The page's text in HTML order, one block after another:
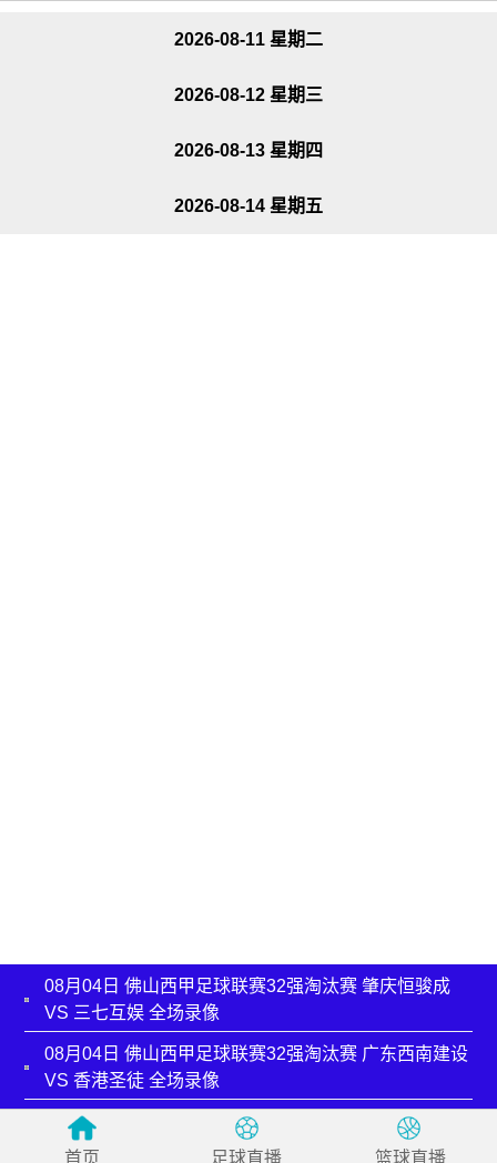
2026-08-11 星期二
2026-08-12 星期三
2026-08-13 星期四
2026-08-14 星期五
08月04日 佛山西甲足球联赛32强淘汰赛 肇庆恒骏成
VS 三七互娱 全场录像
08月04日 佛山西甲足球联赛32强淘汰赛 广东西南建设
VS 香港圣徒 全场录像
08月04日 佛山西甲足球联赛32强淘汰赛 贪玩游戏 VS
美的薪火 全场录像
首页 足球直播 篮球直播